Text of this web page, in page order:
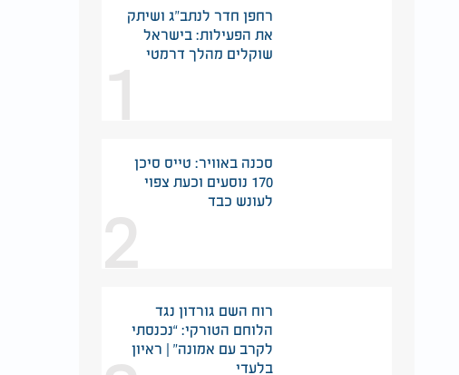
1
רחפן חדר לנתב"ג ושיתק
את הפעילות: בישראל
שוקלים מהלך דרמטי
2
סכנה באוויר: טייס סיכן
170 נוסעים וכעת צפוי
לעונש כבד
רוח השם גורדון נגד
הלוחם הטורקי: “נכנסתי
לקרב עם אמונה” | ראיון
בלעדי